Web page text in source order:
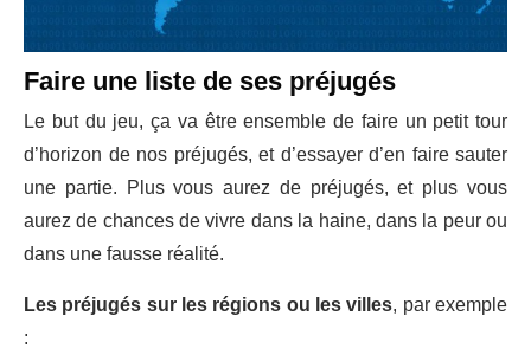
Faire une liste de ses préjugés
Le but du jeu, ça va être ensemble de faire un petit tour
d’horizon de nos préjugés, et d’essayer d’en faire sauter
une partie. Plus vous aurez de préjugés, et plus vous
aurez de chances de vivre dans la haine, dans la peur ou
dans une fausse réalité.
Les préjugés sur les régions ou les villes, par exemple
: